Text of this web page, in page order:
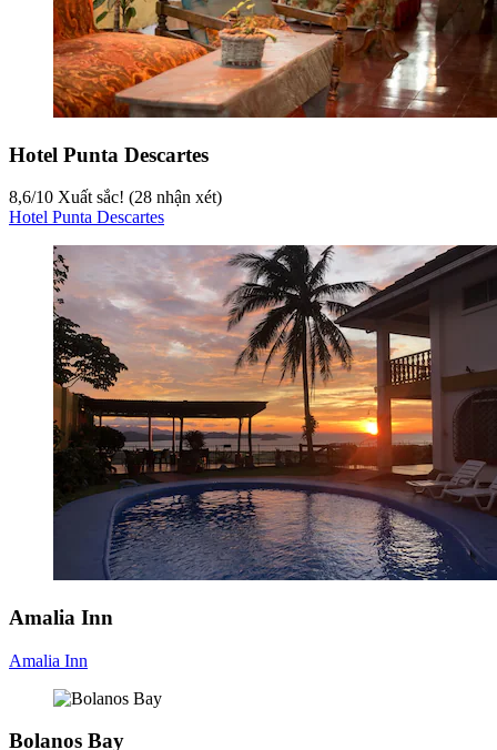
Hotel Punta Descartes
8,6/10 Xuất sắc! (28 nhận xét)
Hotel Punta Descartes
Amalia Inn
Amalia Inn
Bolanos Bay